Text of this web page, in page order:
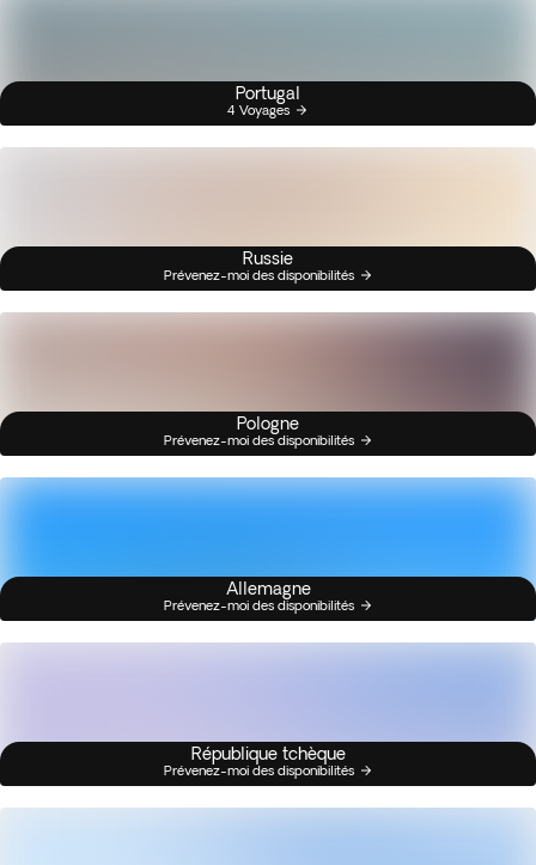
Portugal
4 Voyages
Russie
Prévenez-moi des disponibilités
Pologne
Prévenez-moi des disponibilités
Allemagne
Prévenez-moi des disponibilités
République tchèque
Prévenez-moi des disponibilités